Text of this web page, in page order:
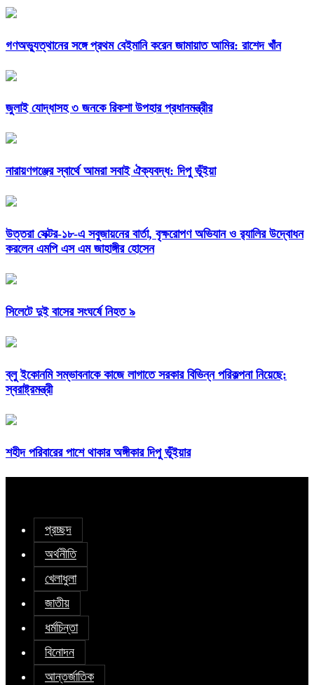
গণঅভ্যুত্থানের সঙ্গে প্রথম বেইমানি করেন জামায়াত আমির: রাশেদ খাঁন
জুলাই যোদ্ধাসহ ৩ জনকে রিকশা উপহার প্রধানমন্ত্রীর
নারায়ণগঞ্জের স্বার্থে আমরা সবাই ঐক্যবদ্ধ: দিপু ভূঁইয়া
উত্তরা সেক্টর-১৮-এ সবুজায়নের বার্তা, বৃক্ষরোপণ অভিযান ও র‍্যালির উদ্বোধন
করলেন এমপি এস এম জাহাঙ্গীর হোসেন
সিলেটে দুই বাসের সংঘর্ষে নিহত ৯
ব্লু ইকোনমি সম্ভাবনাকে কাজে লাগাতে সরকার বিভিন্ন পরিকল্পনা নিয়েছে:
স্বরাষ্ট্রমন্ত্রী
শহীদ পরিবারের পাশে থাকার অঙ্গীকার দিপু ভূঁইয়ার
প্রচ্ছদ
অর্থনীতি
খেলাধুলা
জাতীয়
ধর্মচিন্তা
বিনোদন
আন্তর্জাতিক